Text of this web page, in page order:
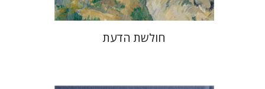
חולשת הדעת